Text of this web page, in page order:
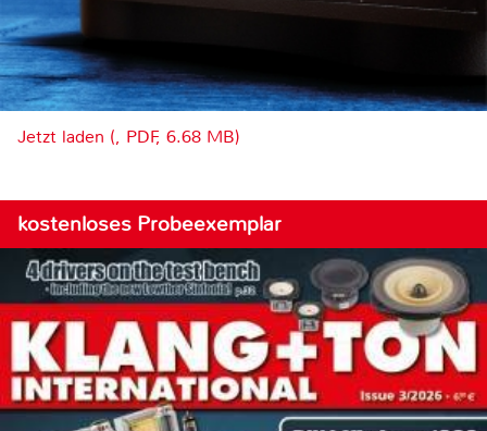
Jetzt laden (, PDF, 6.68 MB)
kostenloses Probeexemplar